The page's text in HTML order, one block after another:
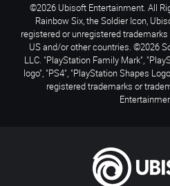
©2026 Ubisoft Entertainment. All
Rainbow Six, the Soldier Icon,
registered or unregistered
US and/or other countries. ©2026
LLC. "PlayStation Family Mark",
logo", "PS4", "PlayStation Shapes
registered trademarks or